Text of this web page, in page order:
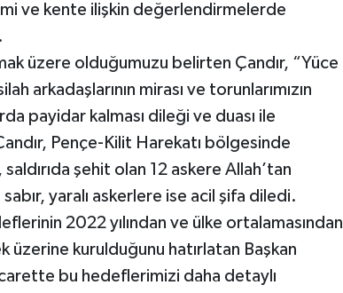
ve kente ilişkin değerlendirmelerde
üzere olduğumuzu belirten Çandır, “Yüce
arkadaşlarının mirası ve torunlarımızın
payidar kalması dileği ve duası ile
Pençe-Kilit Harekatı bölgesinde
şehit olan 12 askere Allah’tan
yaralı askerlere ise acil şifa diledi.
2022 yılından ve ülke ortalamasından
kurulduğunu hatırlatan Başkan
bu hedeflerimizi daha detaylı